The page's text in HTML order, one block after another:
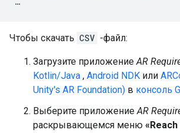
Чтобы скачать CSV -файл:
Загрузите приложениеAR
Kotlin/Java , Android NDK или
Unity's AR Foundation) в консоль
Выберите приложениеAR
раскрывающемся меню